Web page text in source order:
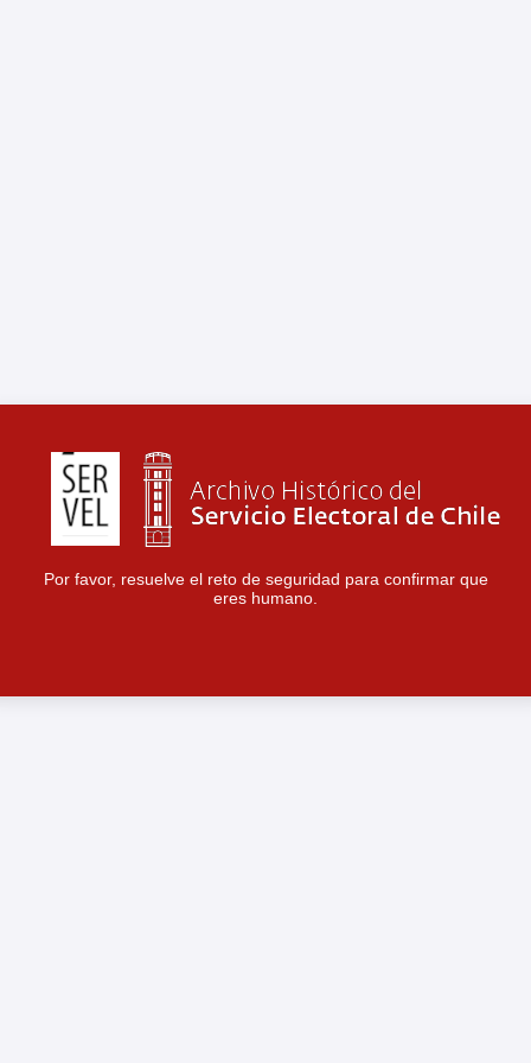
Por favor, resuelve el reto de seguridad para confirmar que
eres humano.